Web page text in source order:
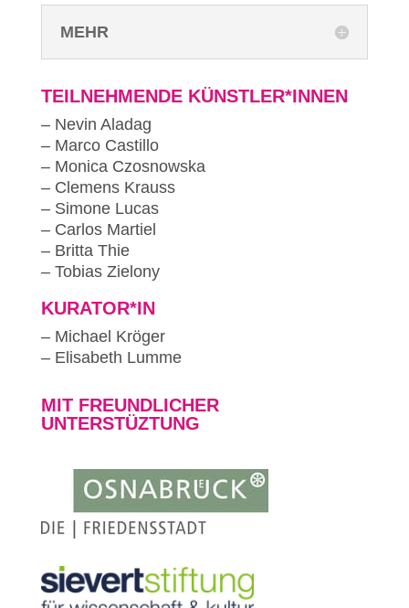
MEHR
TEILNEHMENDE KÜNSTLER*INNEN
– Nevin Aladag
– Marco Castillo
– Monica Czosnowska
– Clemens Krauss
– Simone Lucas
– Carlos Martiel
– Britta Thie
– Tobias Zielony
KURATOR*IN
– Michael Kröger
– Elisabeth Lumme
MIT FREUNDLICHER
UNTERSTÜZTUNG